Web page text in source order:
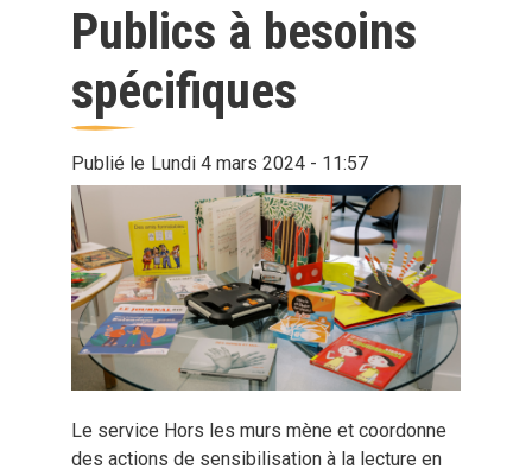
Publics à besoins
spécifiques
Publié le Lundi 4 mars 2024 - 11:57
Le service Hors les murs mène et coordonne
des actions de sensibilisation à la lecture en